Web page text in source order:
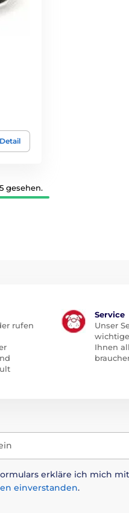
Detail
gesehen.
rufen
Service
Unser
Ihnen
erkläre ich mich
einverstanden.